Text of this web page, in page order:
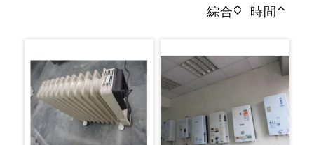
綜合 時間